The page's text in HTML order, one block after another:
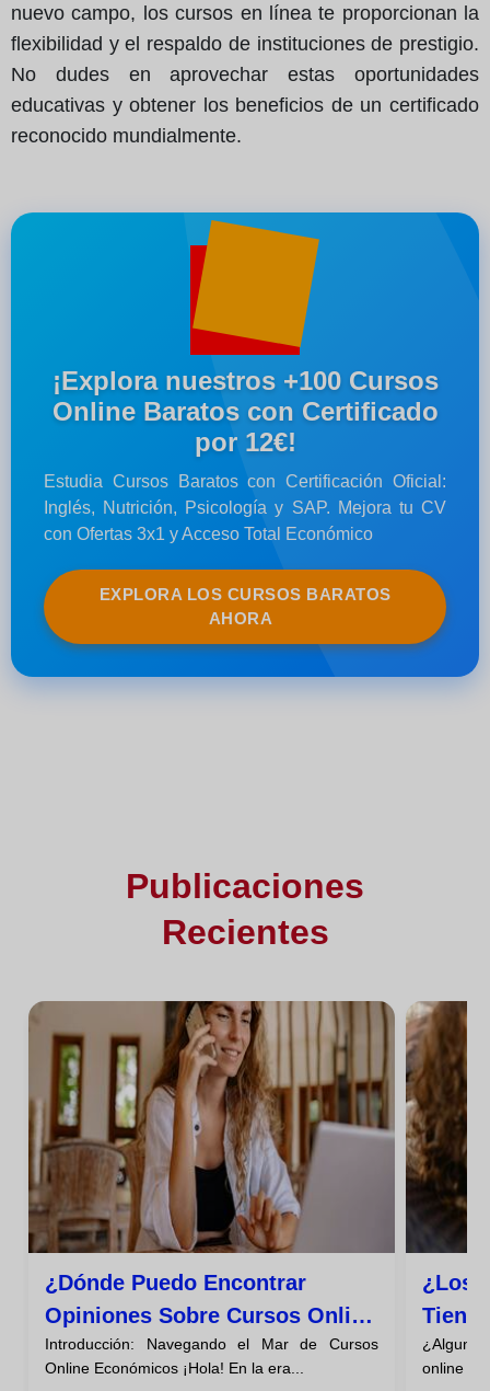
nuevo campo, los cursos en línea te proporcionan la
flexibilidad y el respaldo de instituciones de prestigio.
No dudes en aprovechar estas oportunidades
educativas y obtener los beneficios de un certificado
reconocido mundialmente.
¡Explora nuestros +100 Cursos
Online Baratos con Certificado
por 12€!
Estudia Cursos Baratos con Certificación Oficial:
Inglés, Nutrición, Psicología y SAP. Mejora tu CV
con Ofertas 3x1 y Acceso Total Económico
EXPLORA LOS CURSOS BARATOS
AHORA
Publicaciones
Recientes
¿dónde Puedo Encontrar
Opiniones Sobre Cursos Online
Baratos?
Introducción: Navegando el Mar de Cursos
Online Económicos ¡Hola! En la era...
¿los
¿Alguna
online